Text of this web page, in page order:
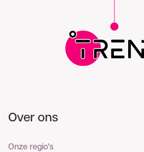
Over ons
Onze regio's